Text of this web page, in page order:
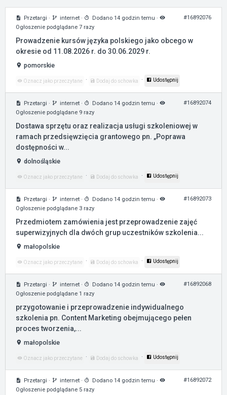
Przetargi · internet · Dodano 14 godzin temu ·
Ogłoszenie podglądane 7 razy
#16892076
Prowadzenie kursów języka polskiego jako obcego w
okresie od 11.08.2026 r. do 30.06.2029 r.
pomorskie
Oznacz jako przeczytane · Dodaj do schowka · Udostępnij
Przetargi · internet · Dodano 14 godzin temu ·
Ogłoszenie podglądane 9 razy
#16892074
Dostawa sprzętu oraz realizacja usługi szkoleniowej w
ramach przedsięwzięcia grantowego pn. „Poprawa
dostępności w...
dolnośląskie
Oznacz jako przeczytane · Dodaj do schowka · Udostępnij
Przetargi · internet · Dodano 14 godzin temu ·
Ogłoszenie podglądane 3 razy
#16892073
Przedmiotem zamówienia jest przeprowadzenie zajęć
superwizyjnych dla dwóch grup uczestników szkolenia...
małopolskie
Oznacz jako przeczytane · Dodaj do schowka · Udostępnij
Przetargi · internet · Dodano 14 godzin temu ·
Ogłoszenie podglądane 1 razy
#16892068
przygotowanie i przeprowadzenie indywidualnego
szkolenia pn. Content Marketing obejmującego pełen
proces tworzenia,...
małopolskie
Oznacz jako przeczytane · Dodaj do schowka · Udostępnij
Przetargi · internet · Dodano 14 godzin temu ·
Ogłoszenie podglądane 5 razy
#16892072